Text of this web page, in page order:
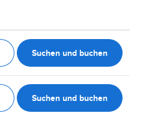
Suchen und buchen
Suchen und buchen